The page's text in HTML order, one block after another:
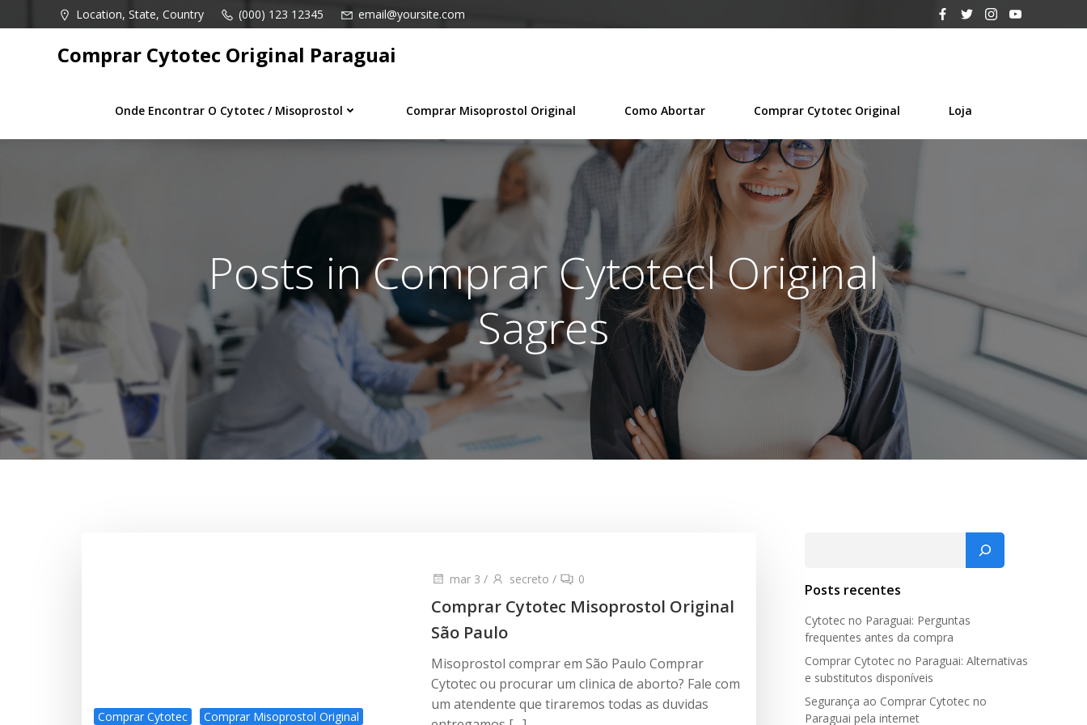
para
Location, State, Country (000) 123 12345 email@yoursite.com
Comprar Cytotec Original Paraguai
Onde Encontrar O Cytotec / Misoprostol Comprar Misoprostol Original Como Abortar Comprar Cytotec Original Loja
Posts in Comprar Cytotecl Original
Sagres
Comprar Cytotec
Comprar Misoprostol Original
mar 3 / secreto / 0
Comprar Cytotec Misoprostol Original
São Paulo
Misoprostol comprar em São Paulo Comprar
Cytotec ou procurar um clinica de aborto? Fale com
um atendente que tiraremos todas as duvidas
Posts recentes
Cytotec no Paraguai: Perguntas
frequentes antes da compra
Comprar Cytotec no Paraguai: Alternativas
e substitutos disponíveis
Segurança ao Comprar Cytotec no
Paraguai pela internet